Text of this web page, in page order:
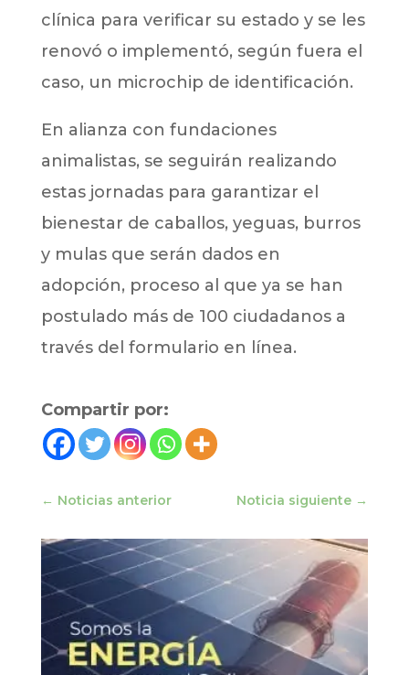
clínica para verificar su estado y se les
renovó o implementó, según fuera el
caso, un microchip de identificación.
En alianza con fundaciones
animalistas, se seguirán realizando
estas jornadas para garantizar el
bienestar de caballos, yeguas, burros
y mulas que serán dados en
adopción, proceso al que ya se han
postulado más de 100 ciudadanos a
través del formulario en línea.
Compartir por:
← Noticias anterior Noticia siguiente →